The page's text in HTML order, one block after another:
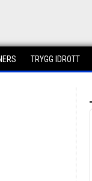
TRYGG IDROTT